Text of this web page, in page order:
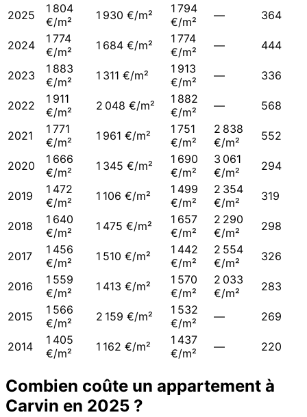
2025
1 804
€/m²
1 930 €/m²
1 794
€/m²
— 364
2024
1 774
€/m²
1 684 €/m²
1 774
€/m²
— 444
2023
1 883
€/m²
1 311 €/m²
1 913
€/m²
— 336
2022
1 911
€/m²
2 048 €/m²
1 882
€/m²
— 568
2021
1 771
€/m²
1 961 €/m²
1 751
€/m²
2 838
€/m²
552
2020
1 666
€/m²
1 345 €/m²
1 690
€/m²
3 061
€/m²
294
2019
1 472
€/m²
1 106 €/m²
1 499
€/m²
2 354
€/m²
319
2018
1 640
€/m²
1 475 €/m²
1 657
€/m²
2 290
€/m²
298
2017
1 456
€/m²
1 510 €/m²
1 442
€/m²
2 554
€/m²
326
2016
1 559
€/m²
1 413 €/m²
1 570
€/m²
2 033
€/m²
283
2015
1 566
€/m²
2 159 €/m²
1 532
€/m²
— 269
2014
1 405
€/m²
1 162 €/m²
1 437
€/m²
— 220
Combien coûte un appartement à
Carvin en 2025 ?